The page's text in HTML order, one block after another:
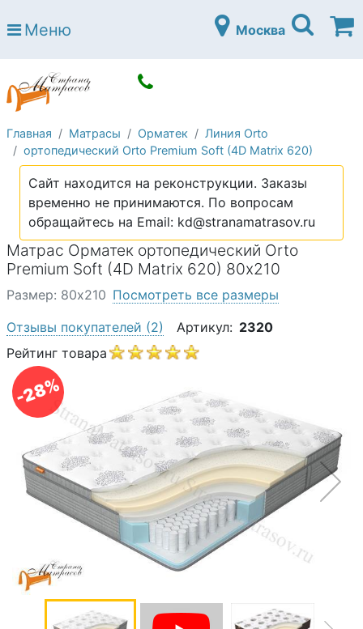
Страна матрасов
Open submenu (Матрасы)
Open submenu (Кровати)
Кровати
Open submenu (Аксессуары)
Open submenu (Диваны)
Диваны
Open submenu (Постельное белье)
Постельное белье
Open submenu (Мебель)
Мебель
Open submenu (Основания)
Основания
Open submenu (Детские матрасы)
Детские матрасы
Open submenu (Детские кровати)
Детские кровати
Open submenu (Шкафы)
Шкафы
О компании
Контакты
Доставка по городу
Меню Москва
Главная Матрасы Орматек
Линия Orto
ортопедический Orto Premium Soft (4D Matrix 620)
Сайт находится на реконструкции. Заказы
временно не принимаются. По вопросам
обращайтесь на Email: kd@stranamatrasov.ru
Матрас Орматек ортопедический Orto
Premium Soft (4D Matrix 620) 80х210
-28%
Размер: 80х210 Посмотреть все размеры
Отзывы покупателей (2) Артикул: 2320
Рейтинг товара